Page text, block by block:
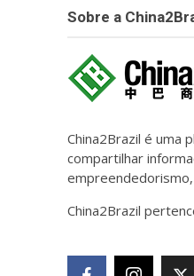
Sobre a
China2Brazil é uma
compartilhar
empreendedorismo,
China2Brazil